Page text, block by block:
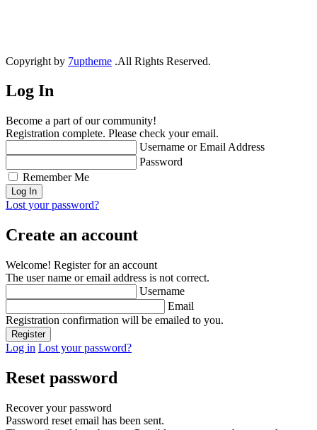
Copyright by 7uptheme .All Rights Reserved.
Log In
Become a part of our community!
Registration complete. Please check your email.
Username or Email Address
Password
Remember Me
Lost your password?
Create an account
Welcome! Register for an account
The user name or email address is not correct.
Username
Email
Registration confirmation will be emailed to you.
Log in Lost your password?
Reset password
Recover your password
Password reset email has been sent.